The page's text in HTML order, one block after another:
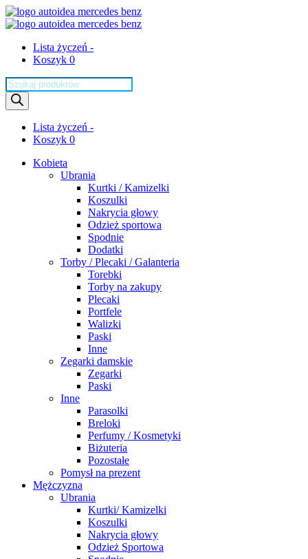
Lista życzeń -
Koszyk 0
Wyszukiwarka
produktów
Lista życzeń -
Koszyk 0
Kobieta
Ubrania
Kurtki / Kamizelki
Koszulki
Nakrycia głowy
Odzież sportowa
Spodnie
Dodatki
Torby / Plecaki / Galanteria
Torebki
Torby na zakupy
Plecaki
Portfele
Walizki
Paski
Inne
Zegarki damskie
Zegarki
Paski
Inne
Parasolki
Breloki
Perfumy / Kosmetyki
Biżuteria
Pozostałe
Pomysł na prezent
Mężczyzna
Ubrania
Kurtki/ Kamizelki
Koszulki
Nakrycia głowy
Odzież Sportowa